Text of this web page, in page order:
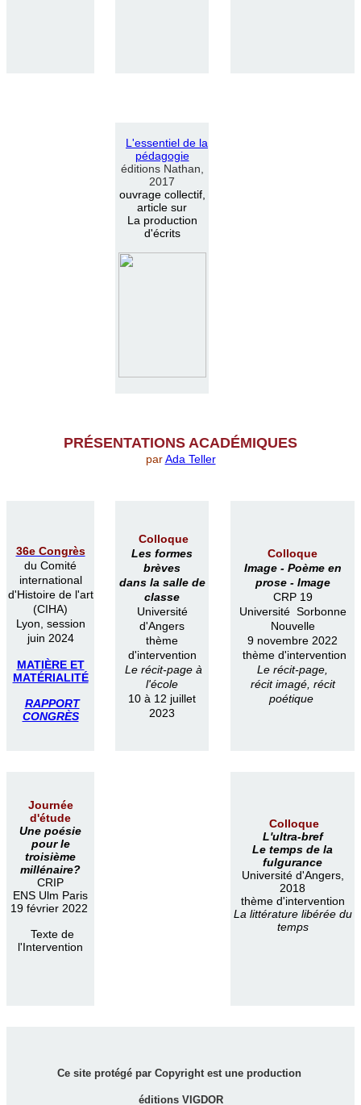
L 'essentiel de la
pédagogie
éditions Nathan,
2017
ouvrage collectif,
article sur
La production
d'écrits
PRÉSENTATIONS ACADÉMIQUES
parAda Teller
36e Congrès
du Comité
international
d'Histoire de l'art
(CIHA)
Lyon, session
juin 2024
MATIÈRE ET
MATÉRIALITÉ
RAPPORT
CONGRÈS
Colloque
Les formes
brèves
dans la salle de
classe
Université
d'Angers
thème
d'intervention
Le récit-page à
l'école
10 à 12 juillet
2023
Colloque
Image - Poème en
prose - Image
CRP 19
Université Sorbonne
Nouvelle
9 novembre 2022
thème d'intervention
Le récit-page,
récit imagé, récit
poétique
Journée
d'étude
Une poésie
pour le
troisième
millénaire?
CRIP
ENS Ulm Paris
19 février 2022
Texte de
l'Intervention
Colloque
L'ultra-bref
Le temps de la
fulgurance
Université d'Angers,
2018
thème d'intervention
La littérature libérée du
temps
Ce site protégé par Copyright est une production
éditions VIGDOR